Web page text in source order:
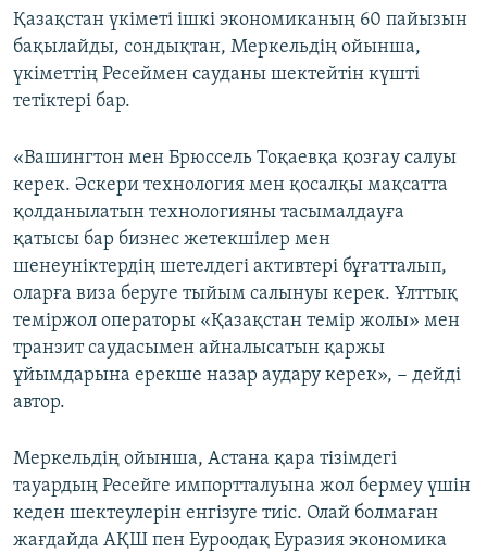
Қазақстан үкіметі ішкі экономиканың 60 пайызын
бақылайды, сондықтан, Меркельдің ойынша,
үкіметтің Ресеймен сауданы шектейтін күшті
тетіктері бар.
«Вашингтон мен Брюссель Тоқаевқа қозғау салуы
керек. Әскери технология мен қосалқы мақсатта
қолданылатын технологияны тасымалдауға
қатысы бар бизнес жетекшілер мен
шенеуніктердің шетелдегі активтері бұғатталып,
оларға виза беруге тыйым салынуы керек. Ұлттық
теміржол операторы «Қазақстан темір жолы» мен
транзит саудасымен айналысатын қаржы
ұйымдарына ерекше назар аудару керек», − дейді
автор.
Меркельдің ойынша, Астана қара тізімдегі
тауардың Ресейге импортталуына жол бермеу үшін
кеден шектеулерін енгізуге тиіс. Олай болмаған
жағдайда АҚШ пен Еуроодақ Еуразия экономика